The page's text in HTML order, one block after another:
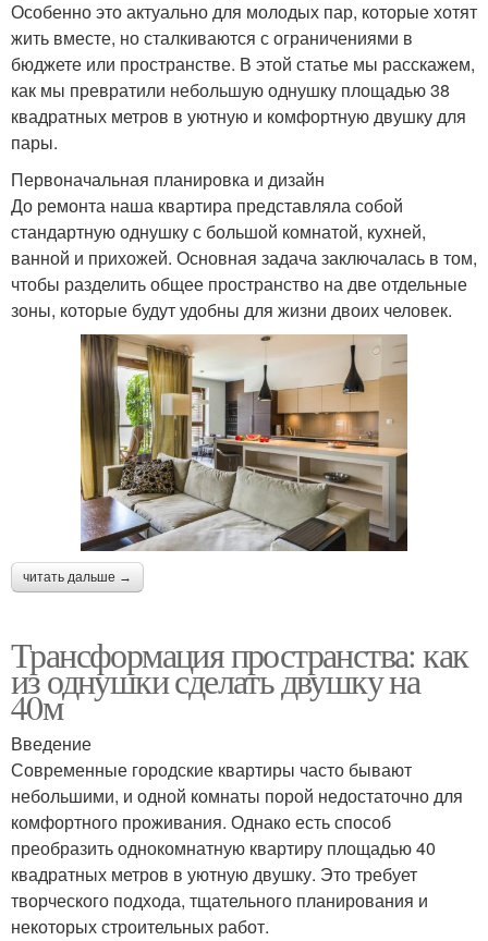
Особенно это актуально для молодых пар, которые хотят
жить вместе, но сталкиваются с ограничениями в
бюджете или пространстве. В этой статье мы расскажем,
как мы превратили небольшую однушку площадью 38
квадратных метров в уютную и комфортную двушку для
пары.
Первоначальная планировка и дизайн
До ремонта наша квартира представляла собой
стандартную однушку с большой комнатой, кухней,
ванной и прихожей. Основная задача заключалась в том,
чтобы разделить общее пространство на две отдельные
зоны, которые будут удобны для жизни двоих человек.
читать дальше →
Трансформация пространства: как
из однушки сделать двушку на
40м
Введение
Современные городские квартиры часто бывают
небольшими, и одной комнаты порой недостаточно для
комфортного проживания. Однако есть способ
преобразить однокомнатную квартиру площадью 40
квадратных метров в уютную двушку. Это требует
творческого подхода, тщательного планирования и
некоторых строительных работ.